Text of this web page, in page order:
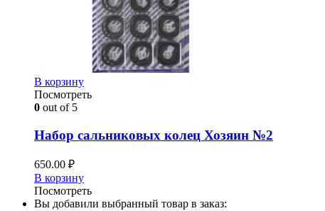
В корзину
Посмотреть
0 out of 5
Набор сальниковых колец Хозяин №2
650.00 ₽
В корзину
Посмотреть
Вы добавили выбранный товар в заказ: